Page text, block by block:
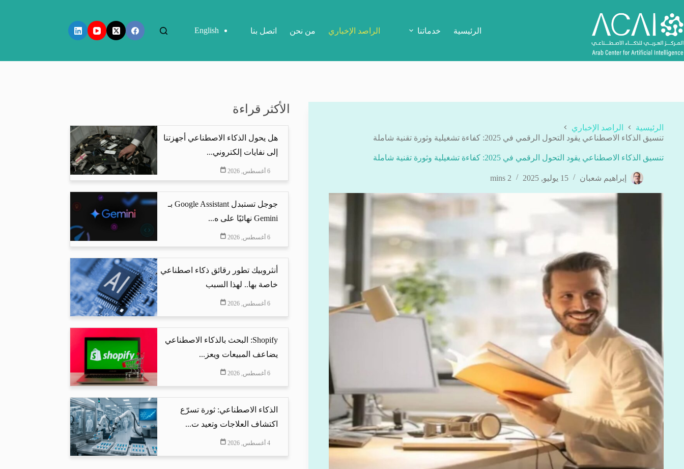
إلى
المحتوى
الرئيسية خدماتنا الراصد الإخباري من نحن اتصل بنا English
الرئيسية
الراصد الإخباري
تنسيق الذكاء الاصطناعي يقود التحول الرقمي في 2025: كفاءة تشغيلية وثورة تقنية شاملة
تنسيق الذكاء الاصطناعي يقود التحول الرقمي في 2025: كفاءة تشغيلية وثورة تقنية شاملة
إبراهيم شعبان 15 يوليو, 2025 2 mins
الأكثر قراءة
هل يحول الذكاء الاصطناعي أجهزتنا
إلى نفايات إلكتروني...
6 أغسطس, 2026
جوجل تستبدل Google Assistant بـ
Gemini نهائيًا على ه...
6 أغسطس, 2026
أنثروبيك تطور رقائق ذكاء اصطناعي
خاصة بها.. لهذا السبب
6 أغسطس, 2026
Shopify: البحث بالذكاء الاصطناعي
يضاعف المبيعات ويعز...
6 أغسطس, 2026
الذكاء الاصطناعي: ثورة تسرّع
اكتشاف العلاجات وتعيد ت...
4 أغسطس, 2026